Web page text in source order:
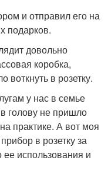
и отправил его на
подарков.
довольно
коробка,
воткнуть в розетку.
у нас в семье
голову не пришло
практике. А вот моя
в розетку за
использования и